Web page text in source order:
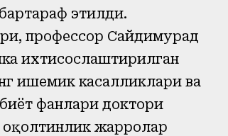
этилди.
профессор Сайдимурад
ихтисослаштирилган
ишемик касалликлари ва
фанлари доктори
жарроҳлар